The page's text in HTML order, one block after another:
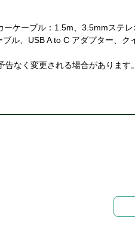
ケーブル：1.5m、3.5mmステ
ル、USB A to C アダプター、
なく変更される場合があります。